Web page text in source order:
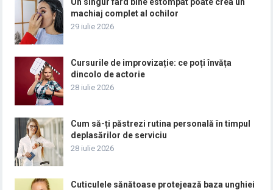
machiaj complet al ochilor
29 iulie 2026
Cursurile de improvizație: ce poți învăța
dincolo de actorie
28 iulie 2026
Cum să-ți păstrezi rutina personală în timpul
deplasărilor de serviciu
28 iulie 2026
Cuticulele sănătoase protejează baza unghiei